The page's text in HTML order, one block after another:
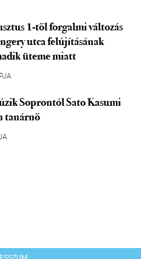
1-től forgalmi változás
utca felújításának
üteme miatt
Soprontól Sato Kasumi
tanárnő